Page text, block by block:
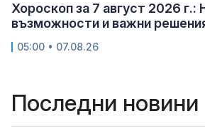
Хороскоп за 7 август 2026 г.:
възможности и важни
05:00 • 07.08.26
Последни новини